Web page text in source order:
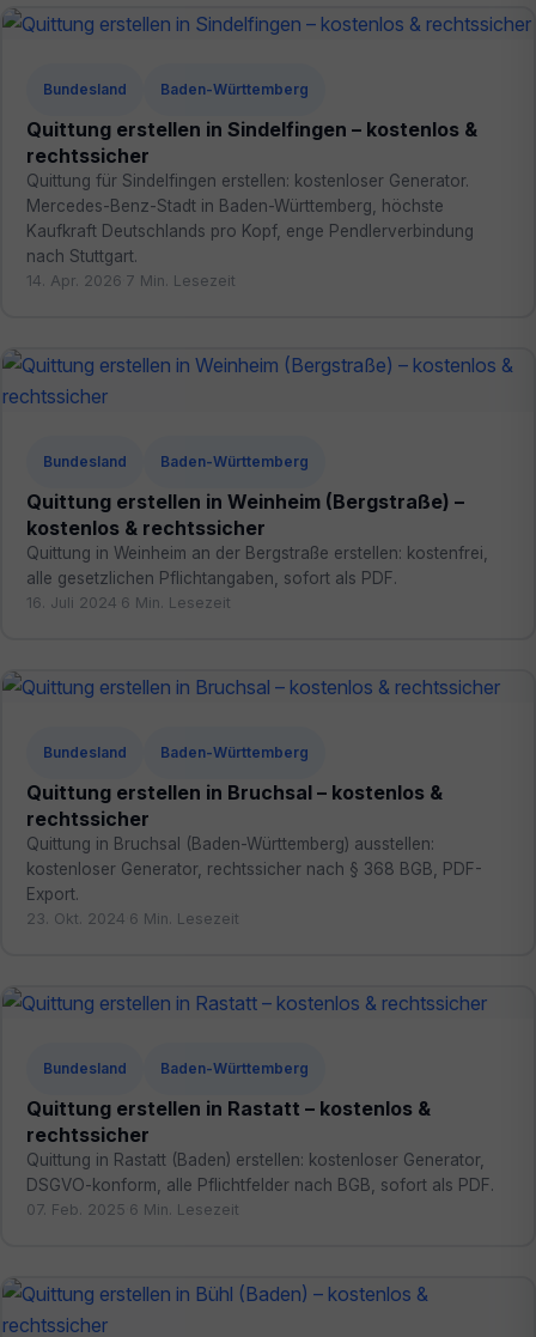
Bundesland Baden-Württemberg
Quittung erstellen in Sindelfingen – kostenlos &
rechtssicher
Quittung für Sindelfingen erstellen: kostenloser Generator.
Mercedes-Benz-Stadt in Baden-Württemberg, höchste
Kaufkraft Deutschlands pro Kopf, enge Pendlerverbindung
nach Stuttgart.
14. Apr. 2026 7 Min. Lesezeit
Bundesland Baden-Württemberg
Quittung erstellen in Weinheim (Bergstraße) –
kostenlos & rechtssicher
Quittung in Weinheim an der Bergstraße erstellen: kostenfrei,
alle gesetzlichen Pflichtangaben, sofort als PDF.
16. Juli 2024 6 Min. Lesezeit
Bundesland Baden-Württemberg
Quittung erstellen in Bruchsal – kostenlos &
rechtssicher
Quittung in Bruchsal (Baden-Württemberg) ausstellen:
kostenloser Generator, rechtssicher nach § 368 BGB, PDF-
Export.
23. Okt. 2024 6 Min. Lesezeit
Bundesland Baden-Württemberg
Quittung erstellen in Rastatt – kostenlos &
rechtssicher
Quittung in Rastatt (Baden) erstellen: kostenloser Generator,
DSGVO-konform, alle Pflichtfelder nach BGB, sofort als PDF.
07. Feb. 2025 6 Min. Lesezeit